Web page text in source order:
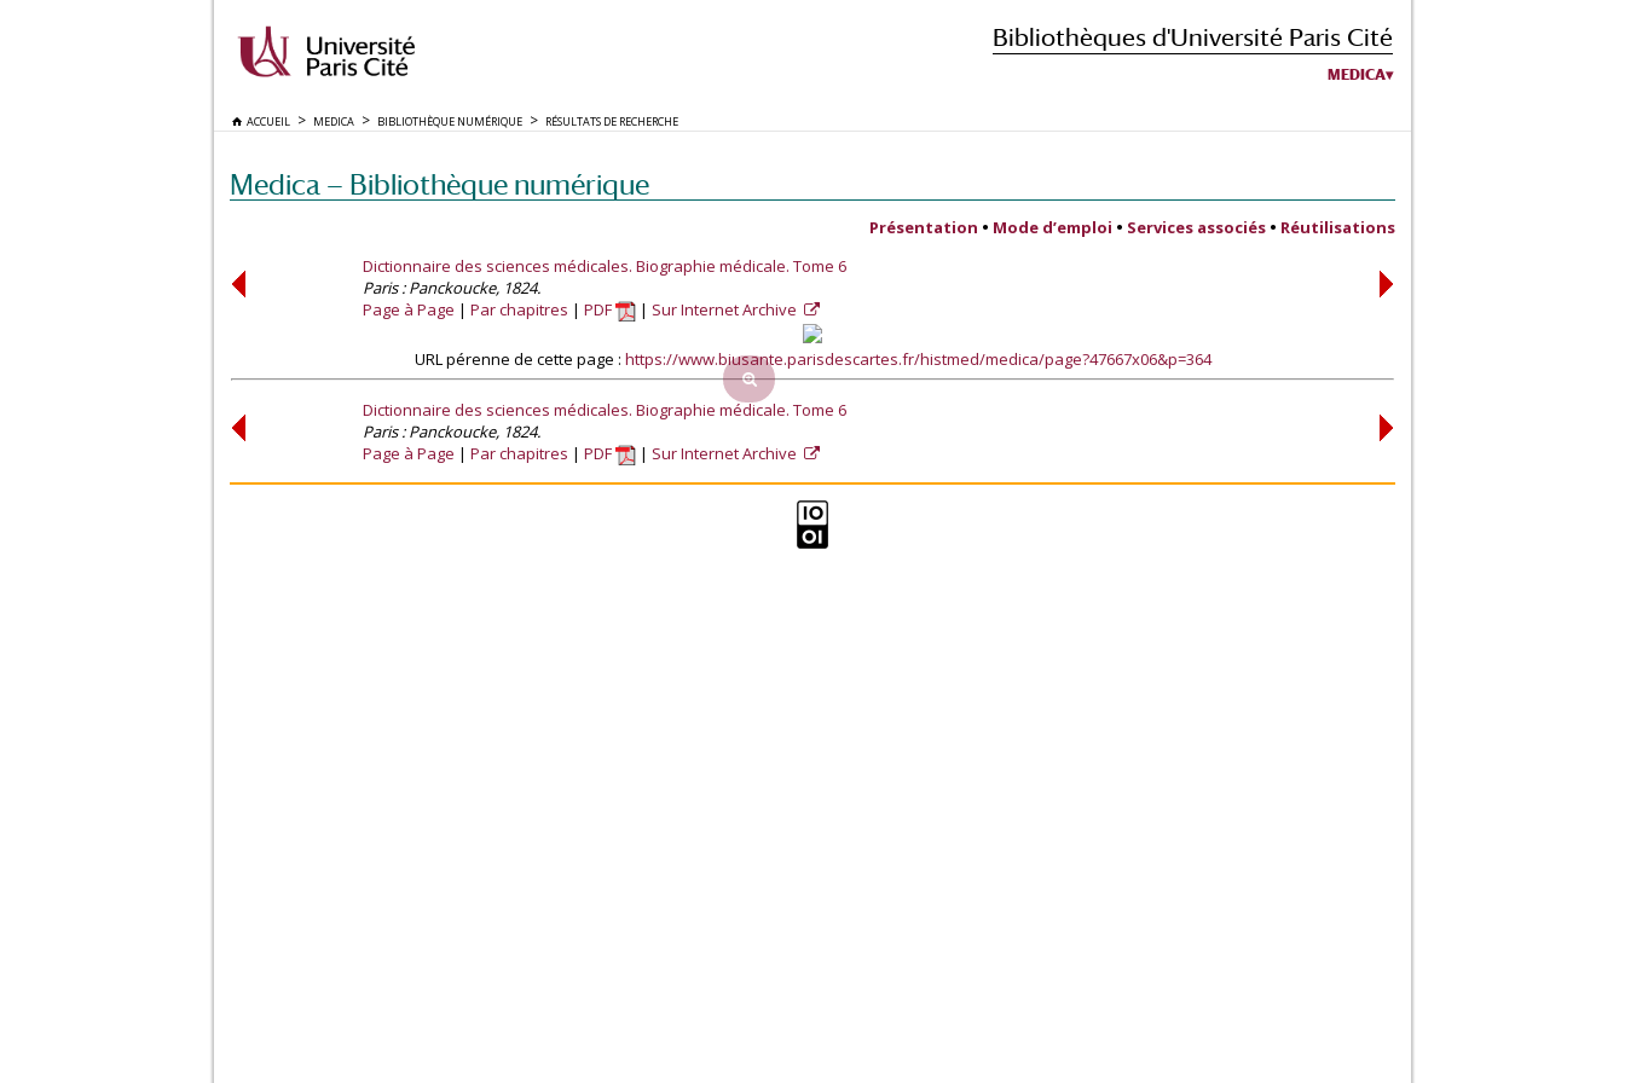
Bibliothèques d'Université Paris Cité
MEDICA
ACCUEIL MEDICA BIBLIOTHÈQUE NUMÉRIQUE RÉSULTATS DE RECHERCHE
Medica — Bibliothèque numérique
Présentation • Mode d’emploi • Services associés • Réutilisations
Dictionnaire des sciences médicales. Biographie médicale. Tome 6
Paris : Panckoucke, 1824.
Page à Page
Par chapitres PDF Sur Internet Archive
URL pérenne de cette page : https://www.biusante.parisdescartes.fr/histmed/medica/page?47667x06&p=364
Dictionnaire des sciences médicales. Biographie médicale. Tome 6
Paris : Panckoucke, 1824.
Page à Page
Par chapitres PDF Sur Internet Archive